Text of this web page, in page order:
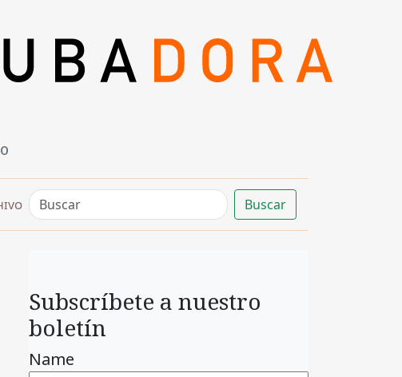
Buscar
Subscríbete a nuestro
boletín
Name